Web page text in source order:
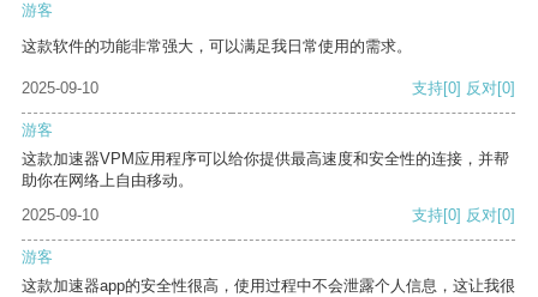
游客
这款软件的功能非常强大，可以满足我日常使用的需求。
2025-09-10 支持[0] 反对[0]
游客
这款加速器VPM应用程序可以给你提供最高速度和安全性的连接，并帮
助你在网络上自由移动。
2025-09-10
支持[0] 反对[0]
游客
这款加速器app的安全性很高，使用过程中不会泄露个人信息，这让我很